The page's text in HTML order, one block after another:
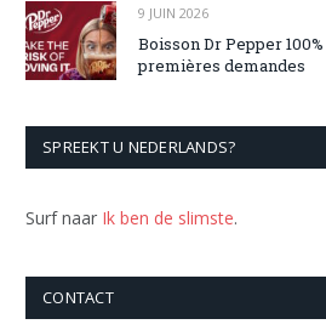
9 JUIN 2026
Boisson Dr Pepper
premières demandes
SPREEKT U NEDERLANDS?
Surf naar Ik ben de slimste.
CONTACT